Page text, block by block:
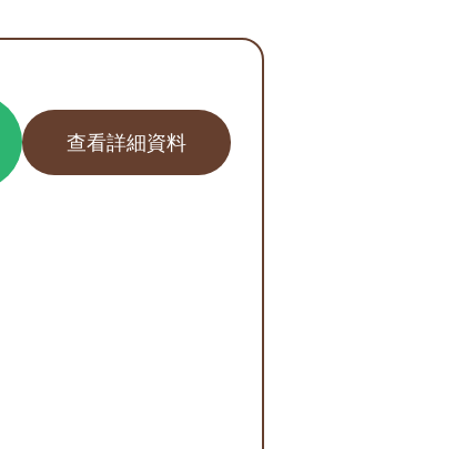
查看詳細資料